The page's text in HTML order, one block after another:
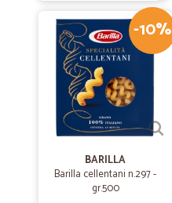
-10%
BARILLA
Barilla cellentani n.297 -
gr.500